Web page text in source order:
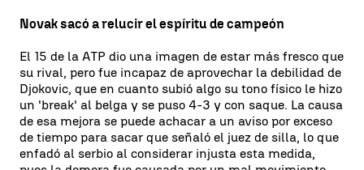
Novak sacó a relucir el espíritu de campeón
El 15 de la ATP dio una imagen de estar más fresco que
su rival, pero fue incapaz de aprovechar la debilidad de
Djokovic, que en cuanto subió algo su tono físico le hizo
un 'break' al belga y se puso 4-3 y con saque. La causa
de esa mejora se puede achacar a un aviso por exceso
de tiempo para sacar que señaló el juez de silla, lo que
enfadó al serbio al considerar injusta esta medida,